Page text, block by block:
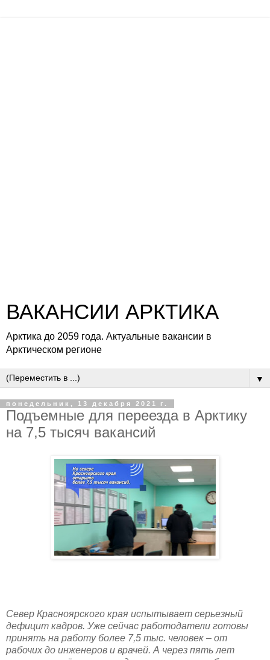
ВАКАНСИИ АРКТИКА
Арктика до 2059 года. Актуальные вакансии в
Арктическом регионе
▼
понедельник, 13 декабря 2021 г.
Подъемные для переезда в Арктику
на 7,5 тысяч вакансий
Север Красноярского края испытывает серьезный
дефицит кадров. Уже сейчас работодатели готовы
принять на работу более 7,5 тыс. человек – от
рабочих до инженеров и врачей. А через пять лет